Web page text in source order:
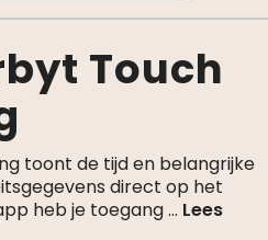
Touch
toont de tijd en belangrijke
direct op het
heb je toegang...